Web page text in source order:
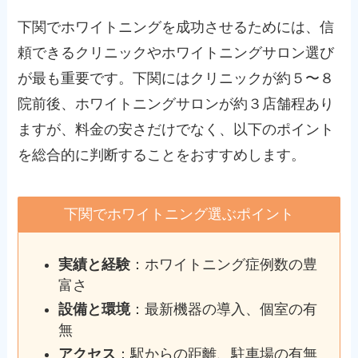
下関でホワイトニングを成功させるためには、信
頼できるクリニックやホワイトニングサロン選び
が最も重要です。下関にはクリニックが約５〜８
院前後、ホワイトニングサロンが約３店舗程あり
ますが、料金の安さだけでなく、以下のポイント
を総合的に判断することをおすすめします。
下関でホワイトニング選ぶポイント
実績と経験：ホワイトニング症例数の豊
富さ
設備と環境：最新機器の導入、個室の有
無
アクセス ：駅からの距離、駐車場の有無